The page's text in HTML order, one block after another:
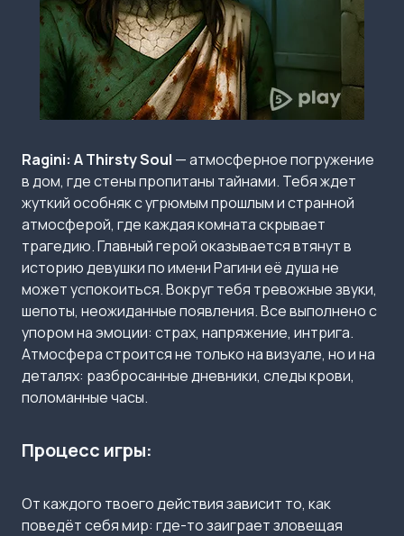
Ragini: A Thirsty Soul — атмосферное погружение
в дом, где стены пропитаны тайнами. Тебя ждет
жуткий особняк с угрюмым прошлым и странной
атмосферой, где каждая комната скрывает
трагедию. Главный герой оказывается втянут в
историю девушки по имени Рагини её душа не
может успокоиться. Вокруг тебя тревожные звуки,
шепоты, неожиданные появления. Все выполнено с
упором на эмоции: страх, напряжение, интрига.
Атмосфера строится не только на визуале, но и на
деталях: разбросанные дневники, следы крови,
поломанные часы.
Процесс игры:
От каждого твоего действия зависит то, как
поведёт себя мир: где-то заиграет зловещая